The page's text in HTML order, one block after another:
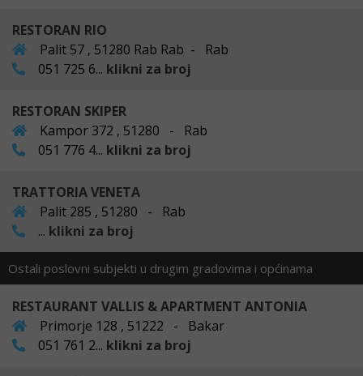
RESTORAN RIO
Palit 57 , 51280 Rab Rab - Rab
051 725 6... klikni za broj
RESTORAN SKIPER
Kampor 372 , 51280 - Rab
051 776 4... klikni za broj
TRATTORIA VENETA
Palit 285 , 51280 - Rab
... klikni za broj
Ostali poslovni subjekti u drugim gradovima i općinama
RESTAURANT VALLIS & APARTMENT ANTONIA
Primorje 128 , 51222 - Bakar
051 761 2... klikni za broj